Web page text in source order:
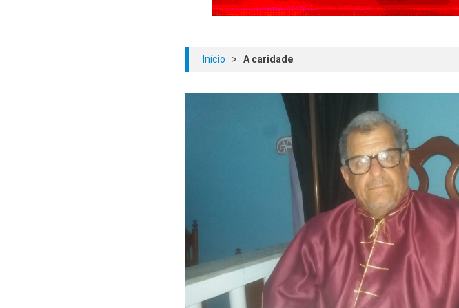
Início > A caridade